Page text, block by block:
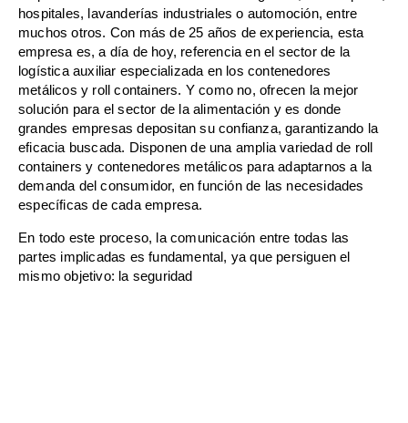
hospitales, lavanderías industriales o automoción, entre
muchos otros. Con más de 25 años de experiencia, esta
empresa es, a día de hoy, referencia en el sector de la
logística auxiliar especializada en los contenedores
metálicos y roll containers. Y como no, ofrecen la mejor
solución para el sector de la alimentación y es donde
grandes empresas depositan su confianza, garantizando la
eficacia buscada. Disponen de una amplia variedad de roll
containers y contenedores metálicos para adaptarnos a la
demanda del consumidor, en función de las necesidades
específicas de cada empresa.
En todo este proceso, la comunicación entre todas las
partes implicadas es fundamental, ya que persiguen el
mismo objetivo: la seguridad